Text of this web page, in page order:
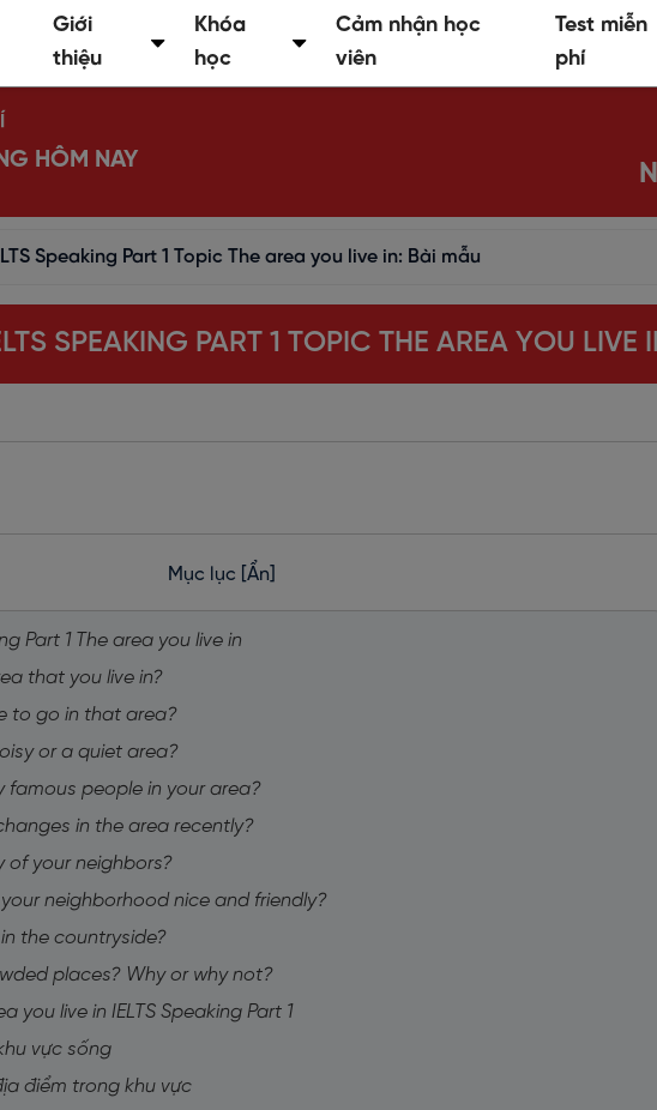
Giới
thiệu
Khóa
học
Cảm nhận học
viên
Test miễn
phí
HÔM NAY
Speaking Part 1 Topic The area you live in: Bài mẫu
SPEAKING PART 1 TOPIC THE AREA YOU LIVE
Mục lục [Ẩn]
Part 1 The area you live in
that you live in?
to go in that area?
or a quiet area?
famous people in your area?
in the area recently?
of your neighbors?
your neighborhood nice and friendly?
in the countryside?
places? Why or why not?
you live in IELTS Speaking Part 1
vực sống
điểm trong khu vực